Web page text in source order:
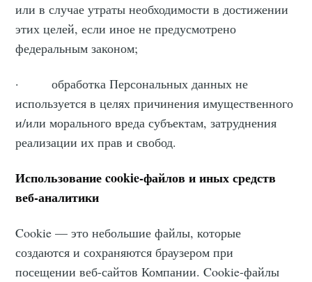
или в случае утраты необходимости в достижении
этих целей, если иное не предусмотрено
федеральным законом;
· обработка Персональных данных не
используется в целях причинения имущественного
и/или морального вреда субъектам, затруднения
реализации их прав и свобод.
Использование cookie-файлов и иных средств
веб-аналитики
Cookie — это небольшие файлы, которые
создаются и сохраняются браузером при
посещении веб-сайтов Компании. Cookie-файлы